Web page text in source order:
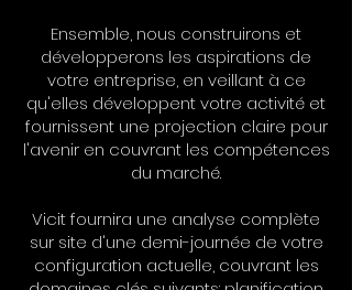
Ensemble, nous construirons et
développerons les aspirations de
votre entreprise, en veillant à ce
qu'elles développent votre activité et
fournissent une projection claire pour
l'avenir en couvrant les compétences
du marché.
Vicit fournira une analyse complète
sur site d'une demi-journée de votre
configuration actuelle, couvrant les